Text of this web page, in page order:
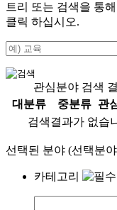
트리 또는 검색을 통
클릭 하십시오.
관심분야 검색
대분류
중분류
관
검색결과가 없습
선택된 분야 (선택분
카테고리